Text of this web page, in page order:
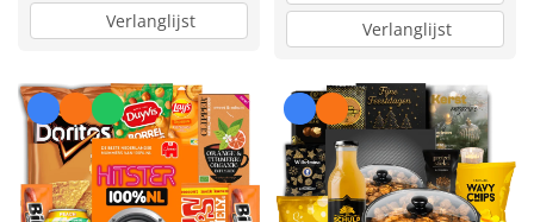
Verlanglijst
Verlanglijst